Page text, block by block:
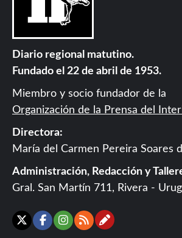
Diario regional matutino.
Fundado el 22 de abril de 1953.
Miembro y socio fundador de la
Organización de la Prensa del
Directora:
María del Carmen Pereira Soares
Administración, Redacción y
Gral. San Martín 711, Rivera -
X Facebook
Instagram
RSS